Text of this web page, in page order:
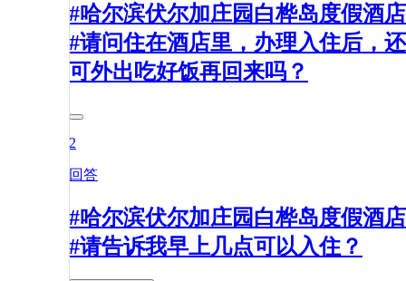
#哈尔滨伏尔加庄园白桦岛度假酒店
#请问住在酒店里，办理入住后，还
可外出吃好饭再回来吗？
2
回答
#哈尔滨伏尔加庄园白桦岛度假酒店
#请告诉我早上几点可以入住？